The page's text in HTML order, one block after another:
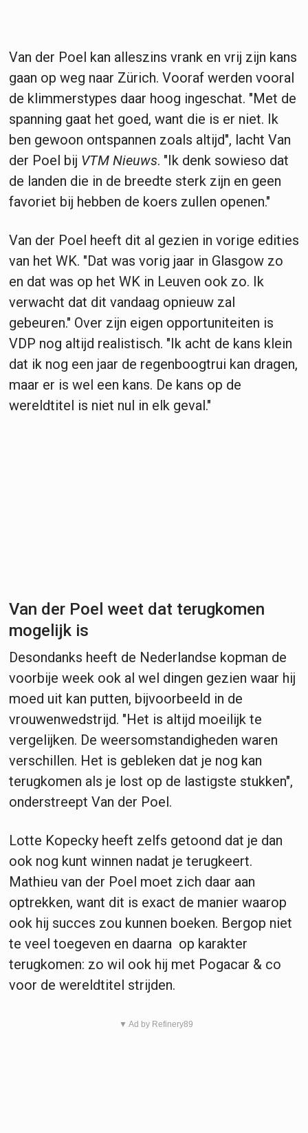
Van der Poel kan alleszins vrank en vrij zijn kans
gaan op weg naar Zürich. Vooraf werden vooral
de klimmerstypes daar hoog ingeschat. "Met de
spanning gaat het goed, want die is er niet. Ik
ben gewoon ontspannen zoals altijd", lacht Van
der Poel bij VTM Nieuws. "Ik denk sowieso dat
de landen die in de breedte sterk zijn en geen
favoriet bij hebben de koers zullen openen."
Van der Poel heeft dit al gezien in vorige edities
van het WK. "Dat was vorig jaar in Glasgow zo
en dat was op het WK in Leuven ook zo. Ik
verwacht dat dit vandaag opnieuw zal
gebeuren." Over zijn eigen opportuniteiten is
VDP nog altijd realistisch. "Ik acht de kans klein
dat ik nog een jaar de regenboogtrui kan dragen,
maar er is wel een kans. De kans op de
wereldtitel is niet nul in elk geval."
Van der Poel weet dat terugkomen
mogelijk is
Desondanks heeft de Nederlandse kopman de
voorbije week ook al wel dingen gezien waar hij
moed uit kan putten, bijvoorbeeld in de
vrouwenwedstrijd. "Het is altijd moeilijk te
vergelijken. De weersomstandigheden waren
verschillen. Het is gebleken dat je nog kan
terugkomen als je lost op de lastigste stukken",
onderstreept Van der Poel.
Lotte Kopecky heeft zelfs getoond dat je dan
ook nog kunt winnen nadat je terugkeert.
Mathieu van der Poel moet zich daar aan
optrekken, want dit is exact de manier waarop
ook hij succes zou kunnen boeken. Bergop niet
te veel toegeven en daarna op karakter
terugkomen: zo wil ook hij met Pogacar & co
voor de wereldtitel strijden.
▼ Ad by Refinery89